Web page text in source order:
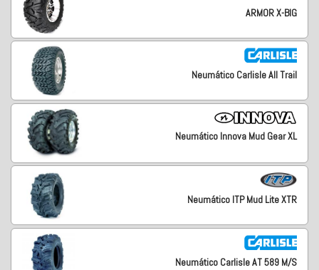
ARMOR X-BIG
Neumático Carlisle All Trail
Neumático Innova Mud Gear XL
Neumático ITP Mud Lite XTR
Neumático Carlisle AT 589 M/S